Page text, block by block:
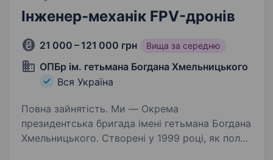
Інженер-механік FPV-дронів
21 000 – 121 000 грн Вища за середню
ОПБр ім. гетьмана Богдана Хмельницького
Вся Україна
Повна зайнятість. Ми — Окрема
президентська бригада імені гетьмана Богдана
Хмельницького. Створені у 1999 році, як полк,